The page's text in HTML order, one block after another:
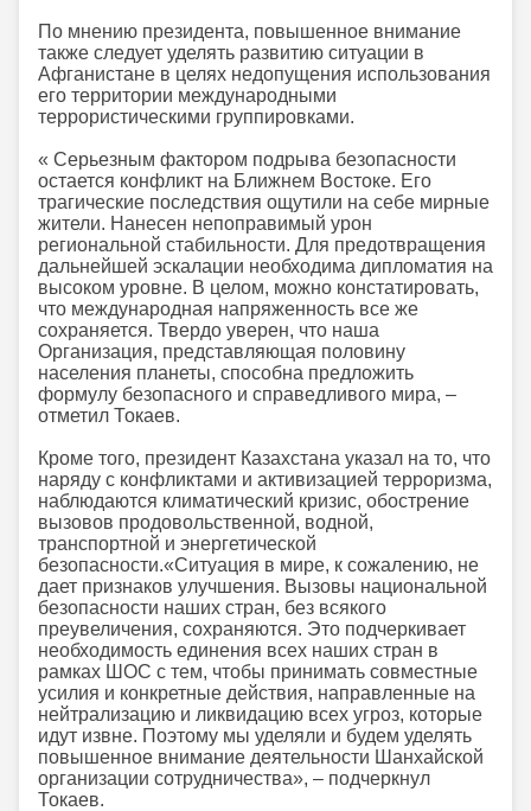
По мнению президента, повышенное внимание
также следует уделять развитию ситуации в
Афганистане в целях недопущения использования
его территории международными
террористическими группировками.
« Серьезным фактором подрыва безопасности
остается конфликт на Ближнем Востоке. Его
трагические последствия ощутили на себе мирные
жители. Нанесен непоправимый урон
региональной стабильности. Для предотвращения
дальнейшей эскалации необходима дипломатия на
высоком уровне. В целом, можно констатировать,
что международная напряженность все же
сохраняется. Твердо уверен, что наша
Организация, представляющая половину
населения планеты, способна предложить
формулу безопасного и справедливого мира, –
отметил Токаев.
Кроме того, президент Казахстана указал на то, что
наряду с конфликтами и активизацией терроризма,
наблюдаются климатический кризис, обострение
вызовов продовольственной, водной,
транспортной и энергетической
безопасности.«Ситуация в мире, к сожалению, не
дает признаков улучшения. Вызовы национальной
безопасности наших стран, без всякого
преувеличения, сохраняются. Это подчеркивает
необходимость единения всех наших стран в
рамках ШОС с тем, чтобы принимать совместные
усилия и конкретные действия, направленные на
нейтрализацию и ликвидацию всех угроз, которые
идут извне. Поэтому мы уделяли и будем уделять
повышенное внимание деятельности Шанхайской
организации сотрудничества», – подчеркнул
Токаев.